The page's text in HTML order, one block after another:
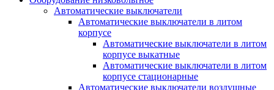
Автоматические выключатели
Автоматические выключатели в литом
корпусе
Автоматические выключатели в литом
корпусе выкатные
Автоматические выключатели в литом
корпусе стационарные
Автоматические выключатели воздушные